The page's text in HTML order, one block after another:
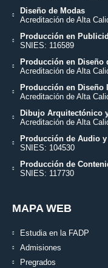
Diseño de Modas
Acreditación de Alta
Producción en
SNIES: 116589
Producción en Diseño
Acreditación de Alta
Producción en Diseño
Acreditación de Alta
Dibujo Arquitectónico
Acreditación de Alta
Producción de Audio
SNIES: 104530
Producción de
SNIES: 117730
MAPA WEB
Estudia en la FADP
Admisiones
Pregrados